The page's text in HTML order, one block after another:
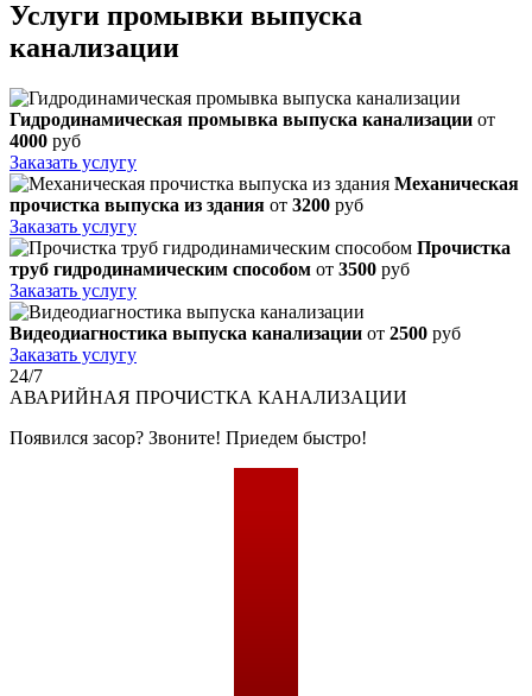
Услуги промывки выпуска
канализации
Гидродинамическая промывка выпуска канализации от
4000 руб
Заказать услугу
Механическая
прочистка выпуска из здания от 3200 руб
Заказать услугу
Прочистка
труб гидродинамическим способом от 3500 руб
Заказать услугу
Видеодиагностика выпуска канализации от 2500 руб
Заказать услугу
24/7
АВАРИЙНАЯ ПРОЧИСТКА КАНАЛИЗАЦИИ
Появился засор? Звоните! Приедем быстро!